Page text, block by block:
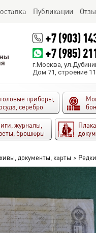
Публикации
+7 (903)
+7 (985)
г.Москва,
Дом 71, строение 11
приборы,
серебро
журналы,
брошюры
документы, карты >